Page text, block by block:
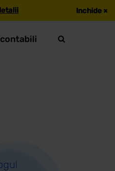
Inchide ×